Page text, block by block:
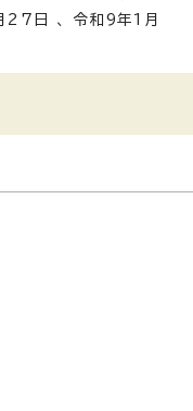
27日 、 令和9年1月